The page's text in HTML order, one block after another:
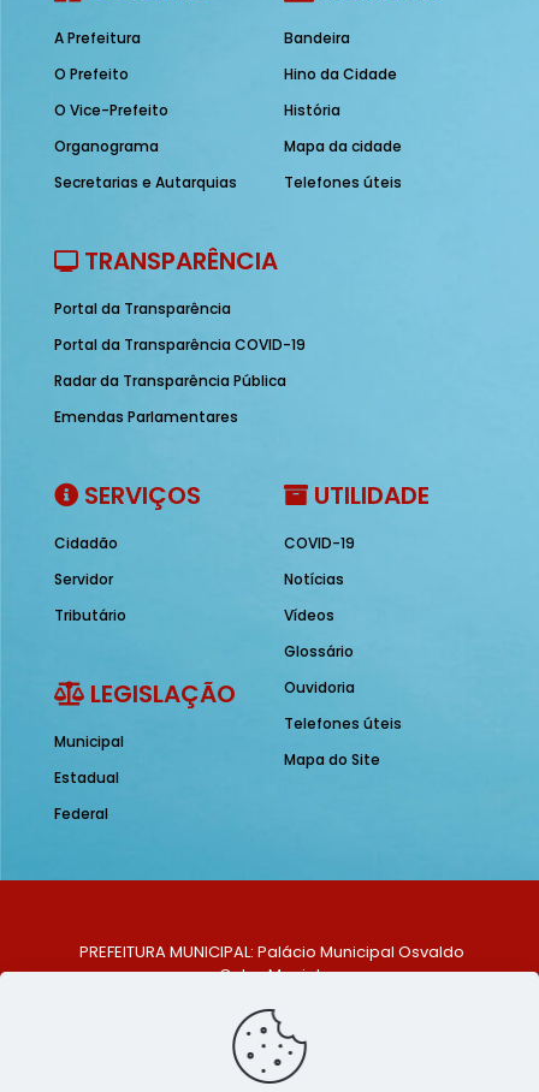
A Prefeitura
O Prefeito
O Vice-Prefeito
Organograma
Secretarias e Autarquias
Bandeira
Hino da Cidade
História
Mapa da cidade
Telefones úteis
TRANSPARÊNCIA
Portal da Transparência
Portal da Transparência COVID-19
Radar da Transparência Pública
Emendas Parlamentares
SERVIÇOS
Cidadão
Servidor
Tributário
LEGISLAÇÃO
Municipal
Estadual
Federal
UTILIDADE
COVID-19
Notícias
Vídeos
Glossário
Ouvidoria
Telefones úteis
Mapa do Site
PREFEITURA MUNICIPAL: Palácio Municipal Osvaldo
Celso Maciel
Centro, São Bento do Una - PE. CEP: 553370-128
TELEFONE: (81) 99548-1569
E-MAIL: ouvidoria@saobentodouna.pe.gov.br